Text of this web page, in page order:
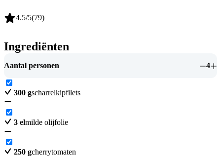
4.5/5(79)
Ingrediënten
Aantal personen 4
300 gscharrelkipfilets
3 elmilde olijfolie
250 gcherrytomaten